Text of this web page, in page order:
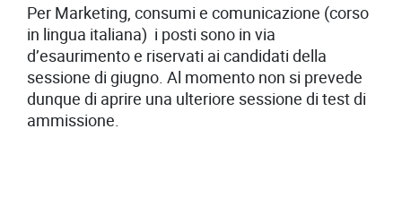
Per Marketing, consumi e comunicazione (corso
in lingua italiana) i posti sono in via
d’esaurimento e riservati ai candidati della
sessione di giugno. Al momento non si prevede
dunque di aprire una ulteriore sessione di test di
ammissione.